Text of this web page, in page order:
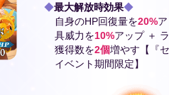
◆最大解放時効果◆
自身のHP回復量を20%
具威力を10%アップ ＋
獲得数を2個増やす【『
イベント期間限定】